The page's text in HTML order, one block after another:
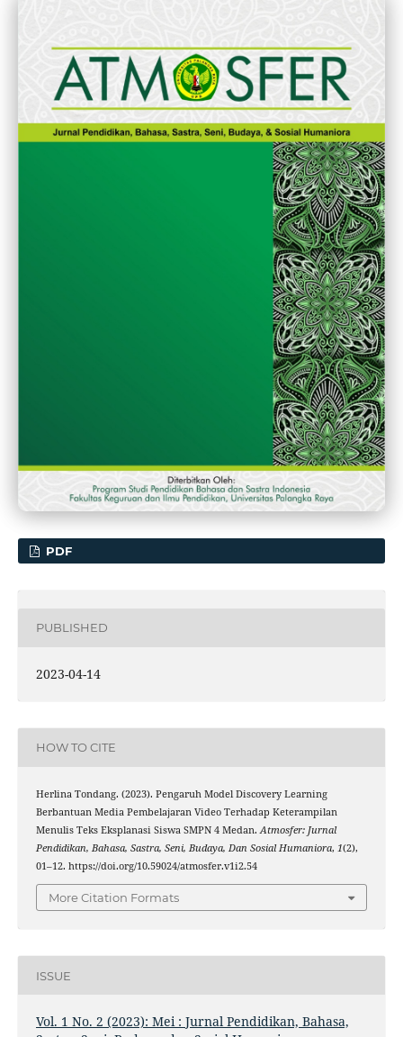
PDF
PUBLISHED
2023-04-14
HOW TO CITE
Herlina Tondang. (2023). Pengaruh Model Discovery Learning
Berbantuan Media Pembelajaran Video Terhadap Keterampilan
Menulis Teks Eksplanasi Siswa SMPN 4 Medan.Atmosfer: Jurnal
Pendidikan, Bahasa, Sastra, Seni, Budaya, Dan Sosial Humaniora, 1(2),
01–12. https://doi.org/10.59024/atmosfer.v1i2.54
More Citation Formats
ISSUE
Vol. 1 No. 2 (2023): Mei : Jurnal Pendidikan, Bahasa,